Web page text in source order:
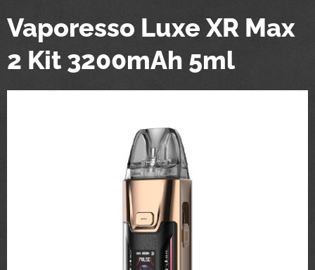
Vaporesso Luxe XR Max
2 Kit 3200mAh 5ml